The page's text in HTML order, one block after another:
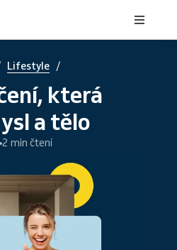
Lifestyle /
která
a tělo
2 min čtení